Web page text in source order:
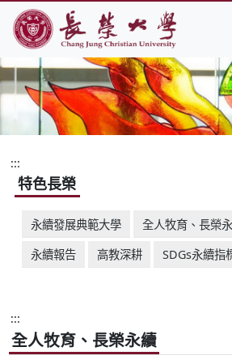
跳到主要內容區塊
長榮大學全球資訊網
:::
特色長榮
永續發展典範大學 全人牧育、長榮
永續報告
高教深耕 SDGs永續指
:::
全人牧育、長榮永續